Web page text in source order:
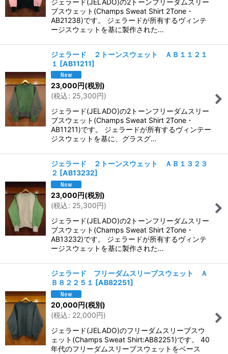
ブスウェット(Champs Sweat Shirt 2Tone・
AB21238)です。 ジェラードが所有するヴィンテ
ージスウェットを基に製作された…
ジェラード ２トーンスウェット ＡＢ１１２１
１ [AB11211]
23,000円(税別)
(税込: 25,300円)
ジェラード(JELADO)の2トーンフリーダムスリー
ブスウェット(Champs Sweat Shirt 2Tone・
AB11211)です。 ジェラードが所有するヴィンテー
ジスウェットを基に、グラスグ…
ジェラード ２トーンスウェット ＡＢ１３２３
２ [AB13232]
23,000円(税別)
(税込: 25,300円)
ジェラード(JELADO)の2トーンフリーダムスリー
ブスウェット(Champs Sweat Shirt 2Tone・
AB13232)です。 ジェラードが所有するヴィンテ
ージスウェットを基に製作された…
ジェラード フリーダムスリーブスウェット Ａ
Ｂ８２２５１ [AB82251]
20,000円(税別)
(税込: 22,000円)
ジェラード(JELADO)のフリーダムスリーブスウ
ェット(Champs Sweat Shirt:AB82251)です。 40
年代のフリーダムスリーブスウェットをベース